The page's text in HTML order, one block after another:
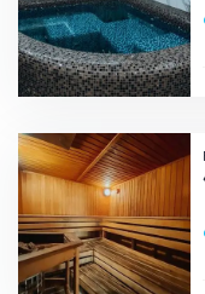
Заказ по меню
Удобства
На берегу
Комната отдыха
Детская комната
Сеновал